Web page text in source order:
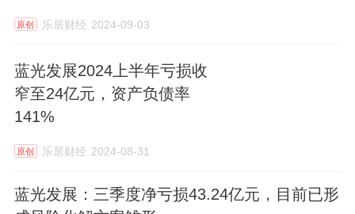
原创 乐居财经 2024-09-03
蓝光发展2024上半年亏损收
窄至24亿元，资产负债率
141%
原创 乐居财经 2024-08-31
蓝光发展：三季度净亏损43.24亿元，目前已形